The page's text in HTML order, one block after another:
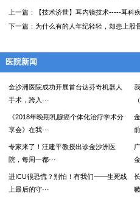
上一篇：
【技术济世】耳内镜技术-----耳科
下一篇： 为什么有的人年纪轻轻，却患上股
医院新闻
金沙洲医院成功开展首台达芬奇机器人
手术，跨入···
《2018年晚期乳腺癌个体化治疗学术分
享会》在我···
专家来了！汪建平教授出诊金沙洲医
院，每周一都···
进ICU很恐慌？别怕！有我们——生死线
上最后的守···